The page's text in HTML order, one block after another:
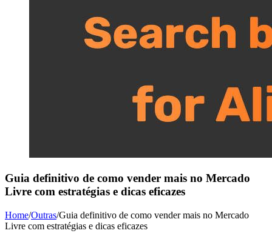
Guia definitivo de como vender mais no Mercado
Livre com estratégias e dicas eficazes
Home/Outras/Guia definitivo de como vender mais no Mercado
Livre com estratégias e dicas eficazes